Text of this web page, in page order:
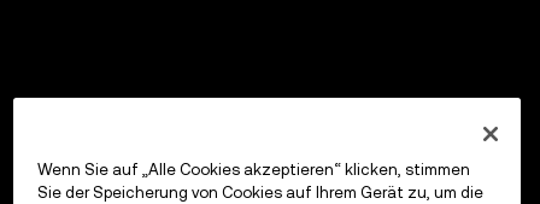
Wenn Sie auf „Alle Cookies akzeptieren“ klicken, stimmen
Sie der Speicherung von Cookies auf Ihrem Gerät zu, um die